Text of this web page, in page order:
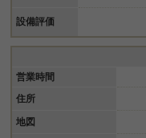
設備評価
営業時間
住所
地図